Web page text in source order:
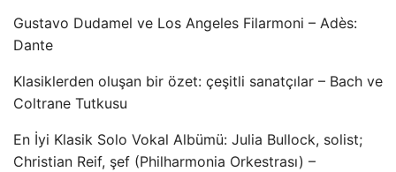
Gustavo Dudamel ve Los Angeles Filarmoni – Adès:
Dante
Klasiklerden oluşan bir özet: çeşitli sanatçılar – Bach ve
Coltrane Tutkusu
En İyi Klasik Solo Vokal Albümü: Julia Bullock, solist;
Christian Reif, şef (Philharmonia Orkestrası) –